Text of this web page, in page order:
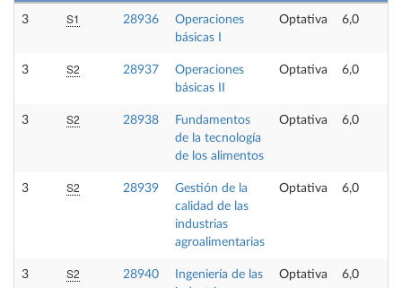
3 S1 28936
Operaciones
básicas I
Optativa 6,0
3 S2 28937
Operaciones
básicas II
Optativa 6,0
3 S2 28938
Fundamentos
de la tecnología
de los alimentos
Optativa 6,0
3 S2 28939
Gestión de la
calidad de las
industrias
agroalimentarias
Optativa 6,0
3 S2 28940
Ingeniería de las
Optativa 6,0